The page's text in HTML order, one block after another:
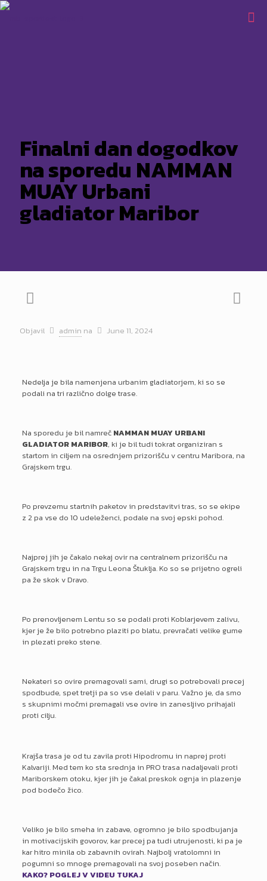
Finalni dan dogodkov
na sporedu NAMMAN
MUAY Urbani
gladiator Maribor
Objavil admin na June 11, 2024
Nedelja je bila namenjena urbanim gladiatorjem, ki so se
podali na tri različno dolge trase.
Na sporedu je bil namreč NAMMAN MUAY URBANI
GLADIATOR MARIBOR, ki je bil tudi tokrat organiziran s
startom in ciljem na osrednjem prizorišču v centru Maribora, na
Grajskem trgu.
Po prevzemu startnih paketov in predstavitvi tras, so se ekipe
z 2 pa vse do 10 udeleženci, podale na svoj epski pohod.
Najprej jih je čakalo nekaj ovir na centralnem prizorišču na
Grajskem trgu in na Trgu Leona Štuklja. Ko so se prijetno ogreli
pa že skok v Dravo.
Po prenovljenem Lentu so se podali proti Koblarjevem zalivu,
kjer je že bilo potrebno plaziti po blatu, prevračati velike gume
in plezati preko stene.
Nekateri so ovire premagovali sami, drugi so potrebovali precej
spodbude, spet tretji pa so vse delali v paru. Važno je, da smo
s skupnimi močmi premagali vse ovire in zanesljivo prihajali
proti cilju.
Krajša trasa je od tu zavila proti Hipodromu in naprej proti
Kalvariji. Med tem ko sta srednja in PRO trasa nadaljevali proti
Mariborskem otoku, kjer jih je čakal preskok ognja in plazenje
pod bodečo žico.
Veliko je bilo smeha in zabave, ogromno je bilo spodbujanja
in motivacijskih govorov, kar precej pa tudi utrujenosti, ki pa je
kar hitro minila ob zabavnih ovirah. Najbolj vratolomni in
pogumni so mnoge premagovali na svoj poseben način.
KAKO? POGLEJ V VIDEU TUKAJ